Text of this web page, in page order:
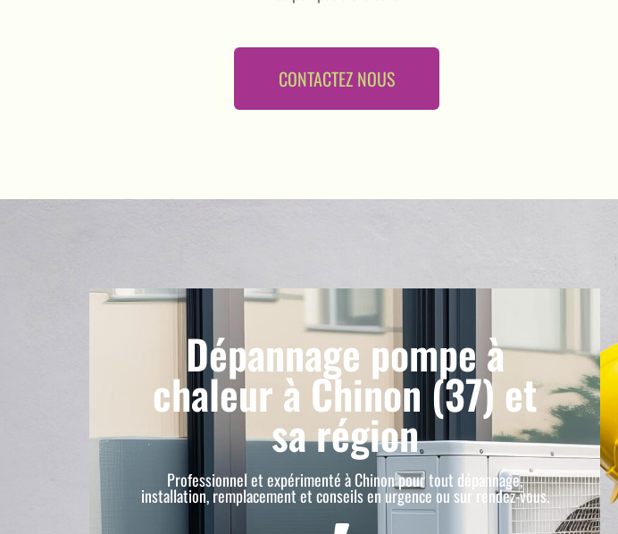
CONTACTEZ NOUS
Dépannage pompe à
chaleur à Chinon (37) et
sa région
Professionnel et expérimenté à Chinon pour tout dépannage,
installation, remplacement et conseils en urgence ou sur rendez-vous.